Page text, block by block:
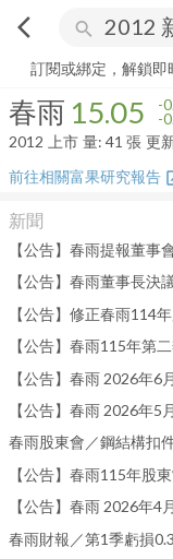
arrow_back_ios search
春雨 15.05-0.66%
訂閱或綁定，解鎖即
春雨 15.05 -
-
2012
上市 量: 41 張 更
前往相關富果研究報告
新聞
【公告】春雨提報董事
【公告】春雨董事長決
【公告】修正春雨114
【公告】春雨115年股
【公告】春雨 2026年4
春雨財報／第1季虧損